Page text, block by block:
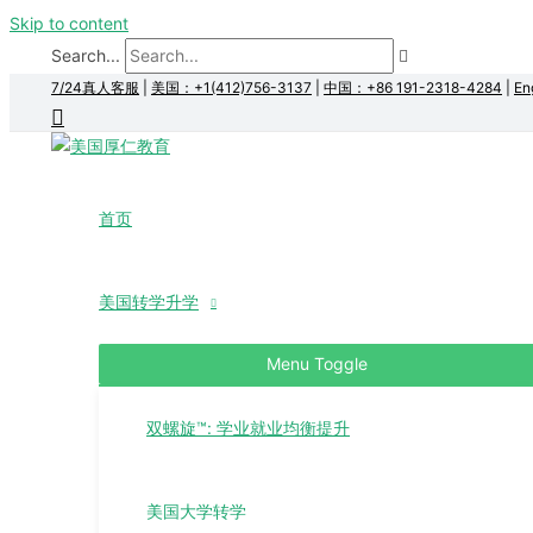
Skip to content
Search...
7/24真人客服 美国：+1(412)756-3137 中国：+86 191-2318-4284
首页
美国转学升学
Menu Toggle
双螺旋™: 学业就业均衡提升
美国大学转学